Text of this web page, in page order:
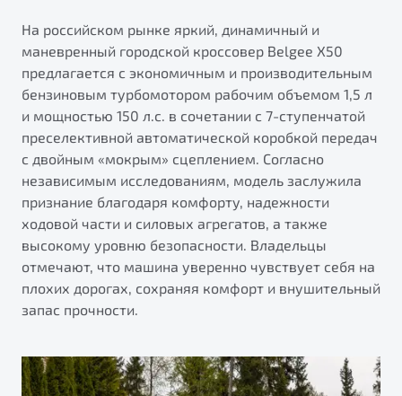
Универсальный кроссовер
от 2 499 990 ₽*
Обзор
Запись на сервис
Калькулятор ТО
Клиентская поддержка
На российском рынке яркий, динамичный и
маневренный городской кроссовер Belgee X50
предлагается с экономичным и производительным
бензиновым турбомотором рабочим объемом 1,5 л
и мощностью 150 л.с. в сочетании с 7-ступенчатой
преселективной автоматической коробкой передач
с двойным «мокрым» сцеплением. Согласно
независимым исследованиям, модель заслужила
признание благодаря комфорту, надежности
ходовой части и силовых агрегатов, а также
высокому уровню безопасности. Владельцы
отмечают, что машина уверенно чувствует себя на
плохих дорогах, сохраняя комфорт и внушительный
запас прочности.